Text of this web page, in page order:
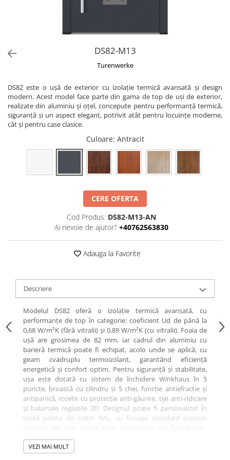
DS82-M13
Turenwerke
DS82 este o ușă de exterior cu izolație termică avansată și design
modern. Acest model face parte din gama de top de uși de exterior,
realizate din aluminiu și oțel, concepute pentru performanță termică,
siguranță și un aspect elegant, potrivit atât pentru locuințe moderne,
cât și pentru case clasice.
Culoare: Antracit
CERE OFERTA
Cod Produs: DS82-M13-AN
Ai nevoie de ajutor? +40762563830
Adauga la Favorite
Descriere
Modelul DS82 oferă o izolație termică avansată, cu
performanțe de top în categorie: coeficient Ud de până la
0,68 W/m²K (fără vitralii) și 0,89 W/m²K (cu vitralii). Foaia de
ușă are grosimea de 82 mm, iar cadrul din aluminiu cu
barieră termică poate fi echipat, acolo unde se aplică, cu
geam cvadruplu termoizolant, garantând eficiență
energetică și confort optim. Pentru siguranță și stabilitate,
ușa este dotată cu sistem de închidere Winkhaus în 5
puncte, broască cu cilindru și 5 chei, funcție antiefracție și
antipanică, rozete cu protecție anti-găurire, tije anti-ridicare
și balamale reglabile 3D. Designul poate fi personalizat în
toată paleta de culori RAL, cu finisaje standard precum
Opțional, se poate adăuga sticlă satinată sau gri grafit,
oferind un plus de rafinament. Pragul din aluminiu cu
VEZI MAI MULT